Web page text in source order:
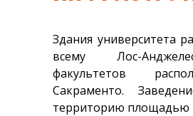
Здания университета
всему Лос-
факультетов
Сакраменто.
территорию площадью